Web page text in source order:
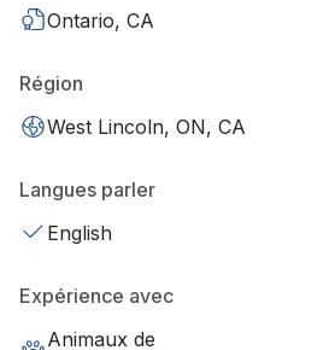
Ontario, CA
Région
West Lincoln, ON, CA
Langues parler
English
Expérience avec
Animaux de